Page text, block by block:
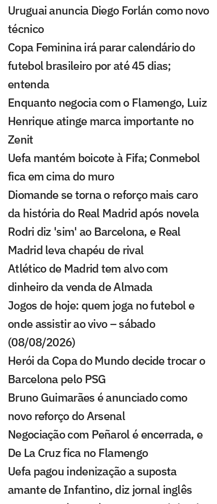
Uruguai anuncia Diego Forlán como novo
técnico
Copa Feminina irá parar calendário do
futebol brasileiro por até 45 dias;
entenda
Enquanto negocia com o Flamengo, Luiz
Henrique atinge marca importante no
Zenit
Uefa mantém boicote à Fifa; Conmebol
fica em cima do muro
Diomande se torna o reforço mais caro
da história do Real Madrid após novela
Rodri diz 'sim' ao Barcelona, e Real
Madrid leva chapéu de rival
Atlético de Madrid tem alvo com
dinheiro da venda de Almada
Jogos de hoje: quem joga no futebol e
onde assistir ao vivo – sábado
(08/08/2026)
Herói da Copa do Mundo decide trocar o
Barcelona pelo PSG
Bruno Guimarães é anunciado como
novo reforço do Arsenal
Negociação com Peñarol é encerrada, e
De La Cruz fica no Flamengo
Uefa pagou indenização a suposta
amante de Infantino, diz jornal inglês